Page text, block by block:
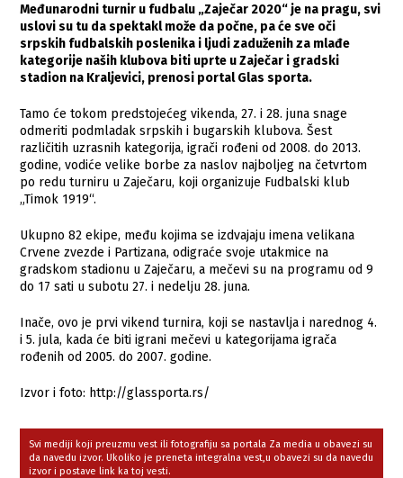
Međunarodni turnir u fudbalu „Zaječar 2020“ je na pragu, svi
uslovi su tu da spektakl može da počne, pa će sve oči
srpskih fudbalskih poslenika i ljudi zaduženih za mlađe
kategorije naših klubova biti uprte u Zaječar i gradski
stadion na Kraljevici, prenosi portal Glas sporta.
Tamo će tokom predstojećeg vikenda, 27. i 28. juna snage
odmeriti podmladak srpskih i bugarskih klubova. Šest
različitih uzrasnih kategorija, igrači rođeni od 2008. do 2013.
godine, vodiće velike borbe za naslov najboljeg na četvrtom
po redu turniru u Zaječaru, koji organizuje Fudbalski klub
„Timok 1919“.
Ukupno 82 ekipe, među kojima se izdvajaju imena velikana
Crvene zvezde i Partizana, odigraće svoje utakmice na
gradskom stadionu u Zaječaru, a mečevi su na programu od 9
do 17 sati u subotu 27. i nedelju 28. juna.
Inače, ovo je prvi vikend turnira, koji se nastavlja i narednog 4.
i 5. jula, kada će biti igrani mečevi u kategorijama igrača
rođenih od 2005. do 2007. godine.
Izvor i foto: http://glassporta.rs/
Svi mediji koji preuzmu vest ili fotografiju sa portala Za media u obavezi su
da navedu izvor. Ukoliko je preneta integralna vest,u obavezi su da navedu
izvor i postave link ka toj vesti.